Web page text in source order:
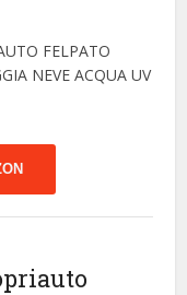
FELPATO
NEVE ACQUA UV